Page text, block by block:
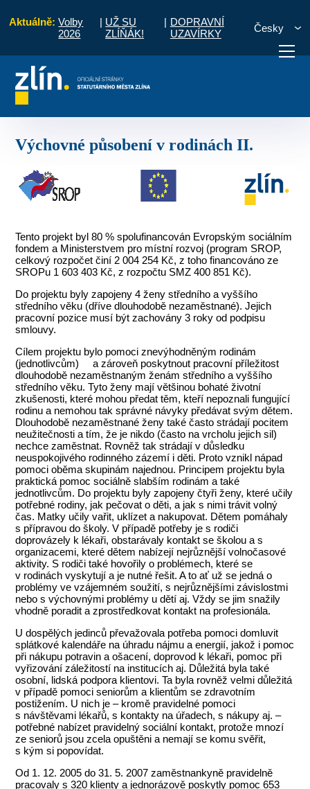
Aktuálně: Volby
2026
| UŽ SU
ZLÍŇÁK!
| DOPRAVNÍ
UZAVÍRKY
Česky
vyřídit Potřebuji zaplatit
Výchovné působení v rodinách II.
Tento projekt byl 80 % spolufinancován Evropským sociálním
fondem a Ministerstvem pro místní rozvoj (program SROP,
celkový rozpočet činí 2 004 254 Kč, z toho financováno ze
SROPu 1 603 403 Kč, z rozpočtu SMZ 400 851 Kč).
Do projektu byly zapojeny 4 ženy středního a vyššího
středního věku (dříve dlouhodobě nezaměstnané). Jejich
pracovní pozice musí být zachovány 3 roky od podpisu
smlouvy.
Cílem projektu bylo pomoci znevýhodněným rodinám
(jednotlivcům) a zároveň poskytnout pracovní příležitost
dlouhodobě nezaměstnaným ženám středního a vyššího
středního věku. Tyto ženy mají většinou bohaté životní
zkušenosti, které mohou předat těm, kteří nepoznali fungující
rodinu a nemohou tak správné návyky předávat svým dětem.
Dlouhodobě nezaměstnané ženy také často strádají pocitem
neužitečnosti a tím, že je nikdo (často na vrcholu jejich sil)
nechce zaměstnat. Rovněž tak strádají v důsledku
neuspokojivého rodinného zázemí i děti. Proto vznikl nápad
pomoci oběma skupinám najednou. Principem projektu byla
praktická pomoc sociálně slabším rodinám a také
jednotlivcům. Do projektu byly zapojeny čtyři ženy, které učily
potřebné rodiny, jak pečovat o děti, a jak s nimi trávit volný
čas. Matky učily vařit, uklízet a nakupovat. Dětem pomáhaly
s přípravou do školy. V případě potřeby je s rodiči
doprovázely k lékaři, obstarávaly kontakt se školou a s
organizacemi, které dětem nabízejí nejrůznější volnočasové
aktivity. S rodiči také hovořily o problémech, které se
v rodinách vyskytují a je nutné řešit. A to ať už se jedná o
problémy ve vzájemném soužití, s nejrůznějšími závislostmi
nebo s výchovnými problémy u dětí aj. Vždy se jim snažily
vhodně poradit a zprostředkovat kontakt na profesionála.
U dospělých jedinců převažovala potřeba pomoci domluvit
splátkové kalendáře na úhradu nájmu a energií, jakož i pomoc
při nákupu potravin a ošacení, doprovod k lékaři, pomoc při
vyřizování záležitostí na institucích aj. Důležitá byla také
osobní, lidská podpora klientovi. Ta byla rovněž velmi důležitá
v případě pomoci seniorům a klientům se zdravotním
postižením. U nich je – kromě pravidelné pomoci
s návštěvami lékařů, s kontakty na úřadech, s nákupy aj. –
potřebné nabízet pravidelný sociální kontakt, protože mnozí
ze seniorů jsou zcela opuštěni a nemají se komu svěřit,
s kým si popovídat.
Od 1. 12. 2005 do 31. 5. 2007 zaměstnankyně pravidelně
pracovaly s 320 klienty a jednorázově poskytly pomoc 653